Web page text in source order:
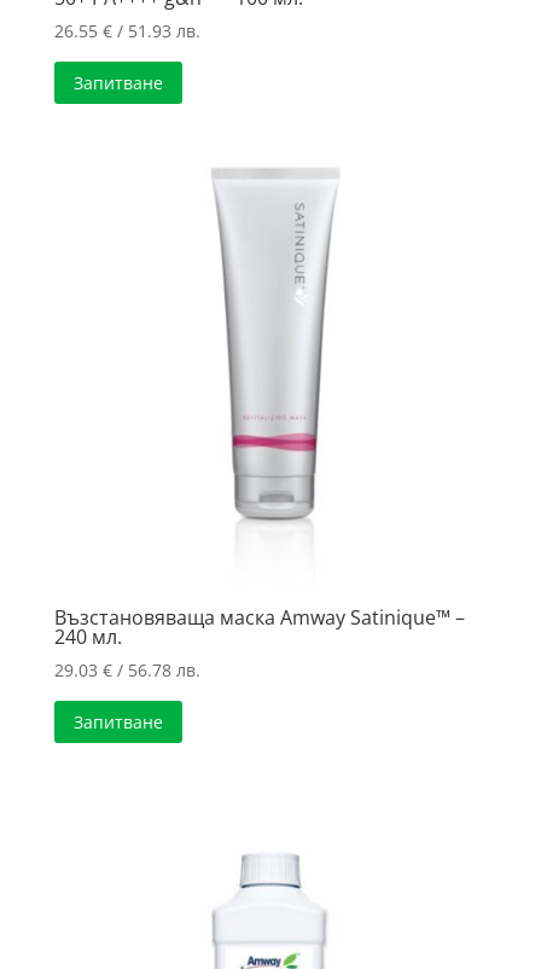
26.55 €/ 51.93 лв.
Запитване
Възстановяваща маска Amway Satinique™ –
240 мл.
29.03 €/ 56.78 лв.
Запитване